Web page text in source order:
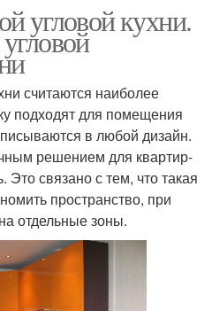
угловой кухни.
считаются наиболее
подходят для помещения
в любой дизайн.
решением для квартир-
Это связано с тем, что такая
пространство, при
отдельные зоны.